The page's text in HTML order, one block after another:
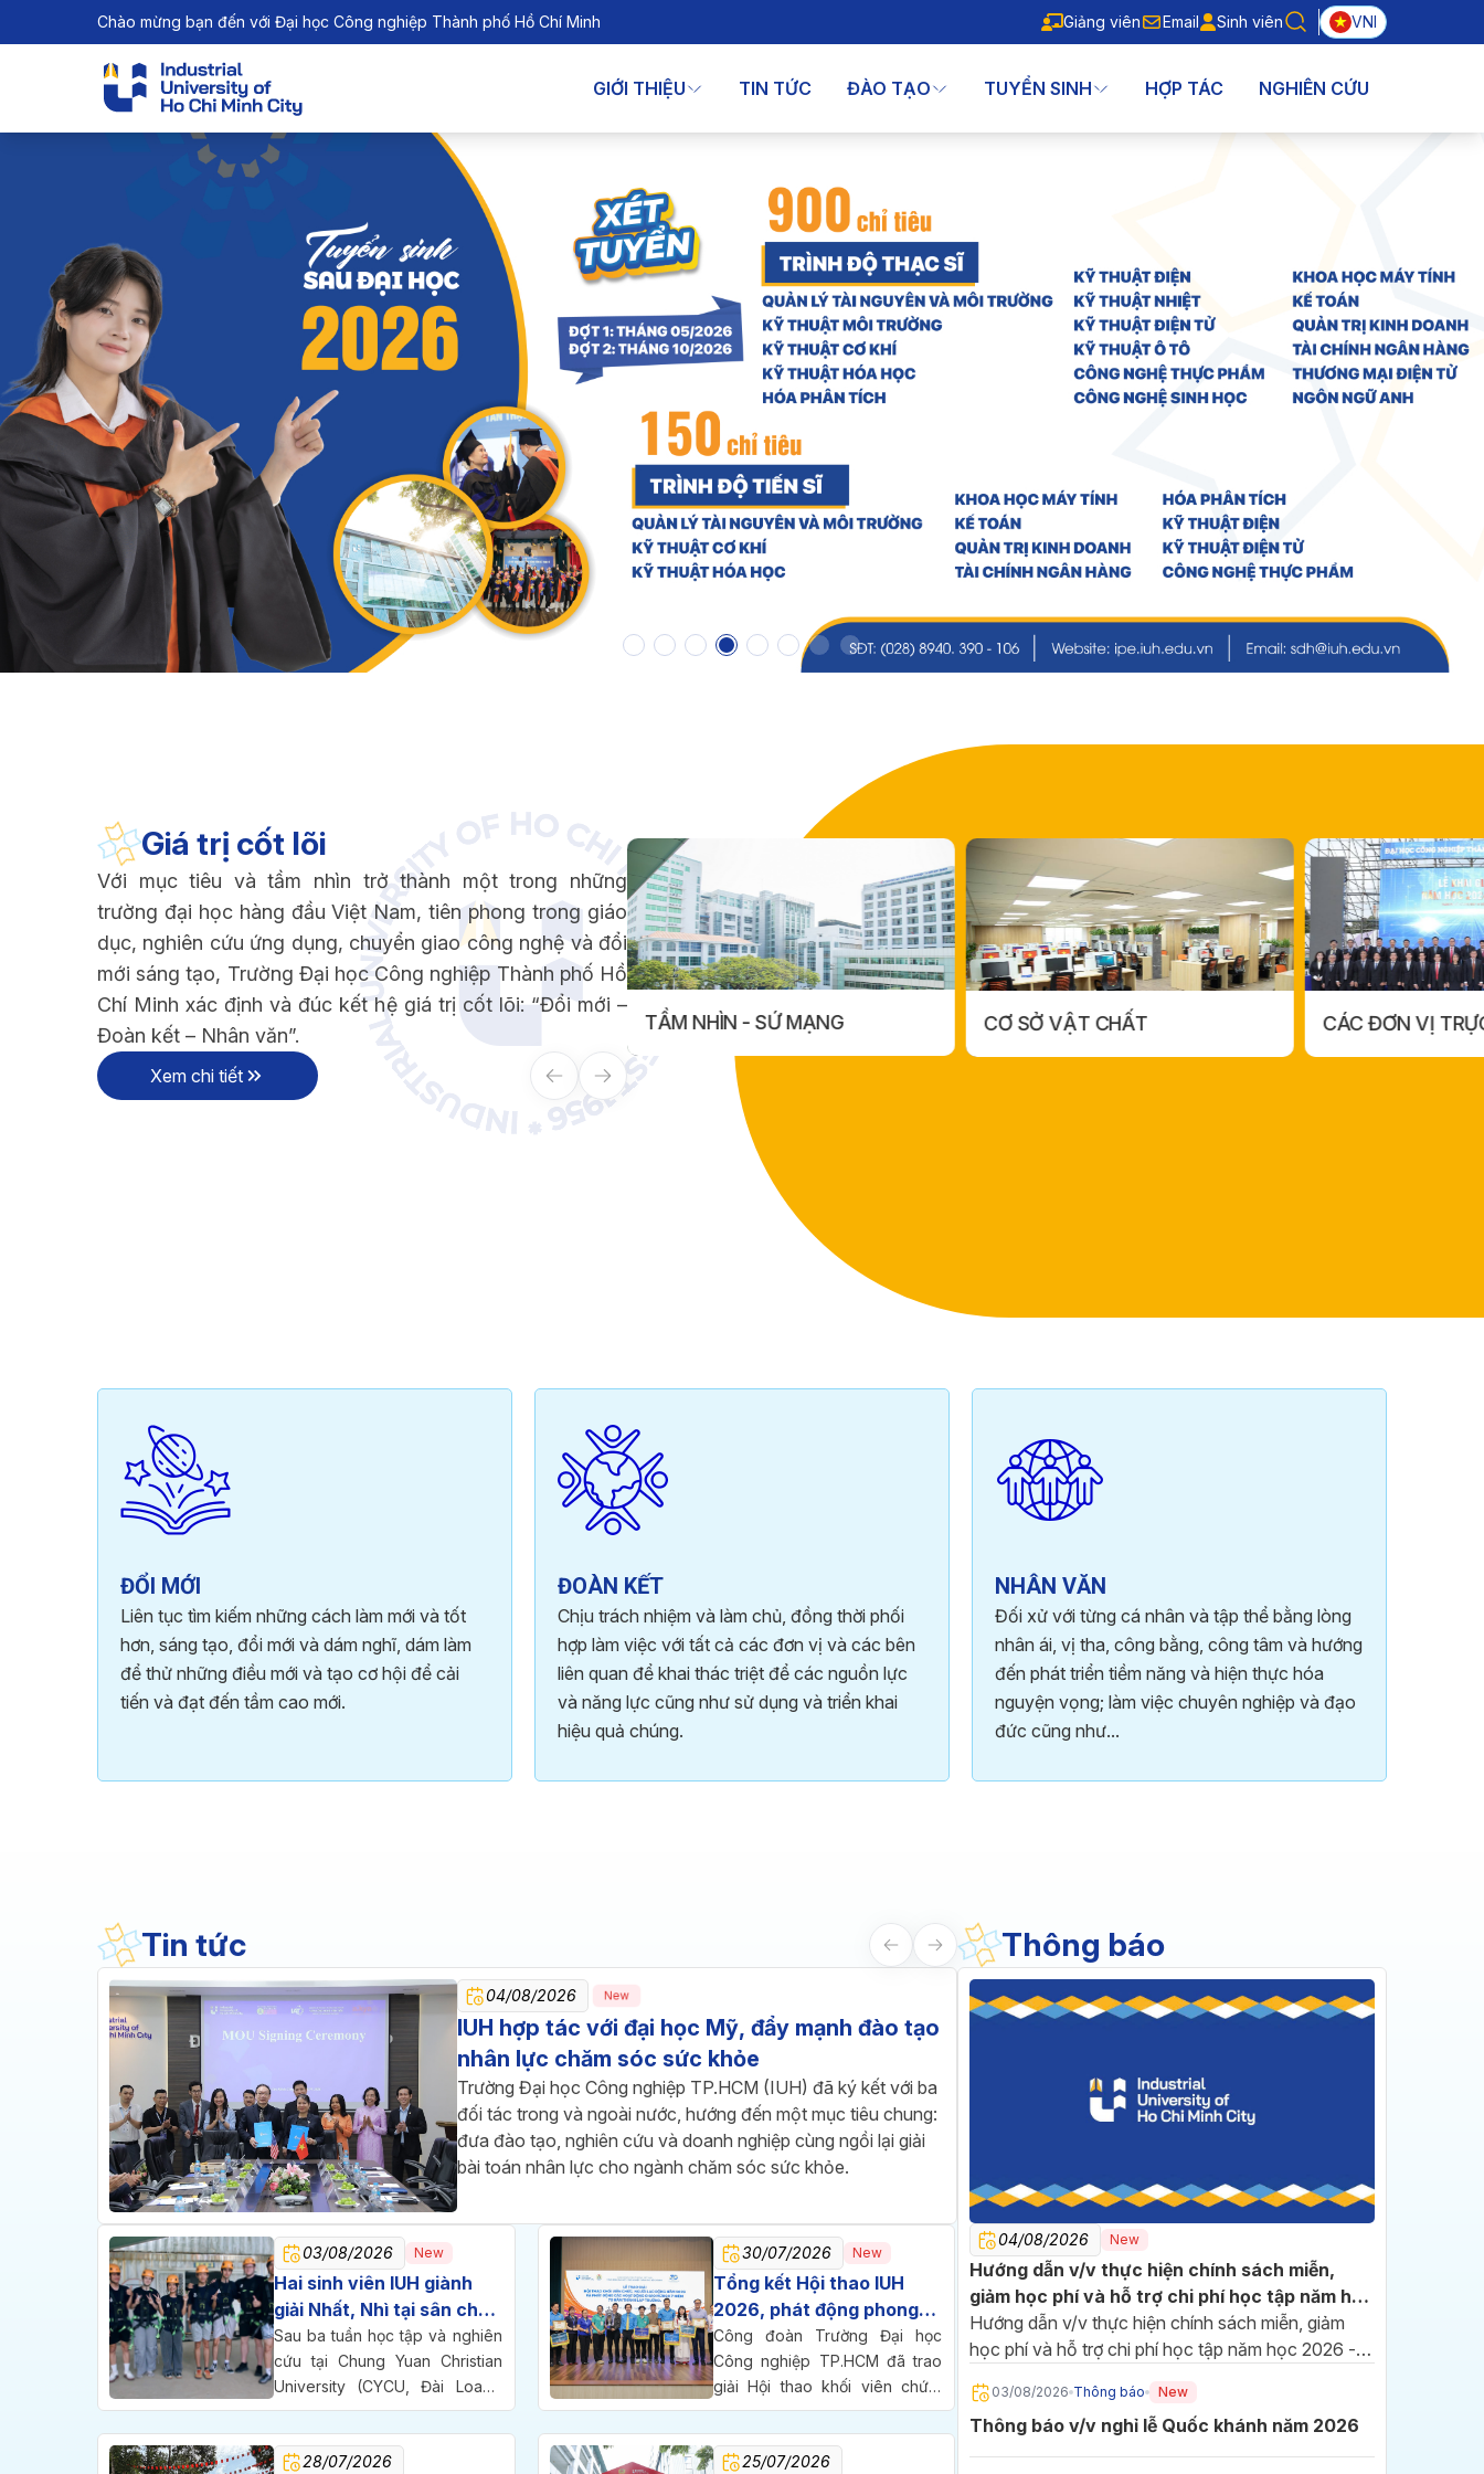
Chào mừng bạn đến với Đại học Công nghiệp Thành phố Hồ Chí Minh
Giảng viên
Giảng viên
Email
Email
Sinh viên
Sinh viên
VNI
GIỚI THIỆU TIN TỨC ĐÀO TẠO TUYỂN SINH HỢP TÁC NGHIÊN CỨU
Giá trị cốt lõi
Với mục tiêu và tầm nhìn trở thành một trong những
trường đại học hàng đầu Việt Nam, tiên phong trong giáo
dục, nghiên cứu ứng dụng, chuyển giao công nghệ và đổi
mới sáng tạo, Trường Đại học Công nghiệp Thành phố Hồ
Chí Minh xác định và đúc kết hệ giá trị cốt lõi: “Đổi mới –
Đoàn kết – Nhân văn”.
Xem chi tiết
ĐIỆP HIỆU TRƯỞNG
TẦM NHÌN - SỨ MẠNG CƠ SỞ VẬT CHẤT CÁC ĐƠN VỊ TRỰC THUỘC VỀ CHÚNG TÔI
ĐỔI MỚI
Liên tục tìm kiếm những cách làm mới và tốt
hơn, sáng tạo, đổi mới và dám nghĩ, dám làm
để thử những điều mới và tạo cơ hội để cải
tiến và đạt đến tầm cao mới.
ĐOÀN KẾT
Chịu trách nhiệm và làm chủ, đồng thời phối
hợp làm việc với tất cả các đơn vị và các bên
liên quan để khai thác triệt để các nguồn lực
và năng lực cũng như sử dụng và triển khai
hiệu quả chúng.
NHÂN VĂN
Đối xử với từng cá nhân và tập thể bằng lòng
nhân ái, vị tha, công bằng, công tâm và hướng
đến phát triển tiềm năng và hiện thực hóa
nguyện vọng; làm việc chuyên nghiệp và đạo
đức cũng như...
Tin tức
04/08/2026 New
IUH hợp tác với đại học Mỹ, đẩy mạnh đào tạo
nhân lực chăm sóc sức khỏe
Trường Đại học Công nghiệp TP.HCM (IUH) đã ký kết với ba
đối tác trong và ngoài nước, hướng đến một mục tiêu chung:
đưa đào tạo, nghiên cứu và doanh nghiệp cùng ngồi lại giải
bài toán nhân lực cho ngành chăm sóc sức khỏe.
03/08/2026 New
Hai sinh viên IUH giành
giải Nhất, Nhì tại sân chơi
nghiên cứu quốc tế ở Đài
Loan
Sau ba tuần học tập và nghiên
cứu tại Chung Yuan Christian
University (CYCU, Đài Loan),
hai sinh viên Trường Đại học
Công nghiệp TP.HCM (IUH) đã
cùng bước lên bục vinh danh
30/07/2026 New
Tổng kết Hội thao IUH
2026, phát động phong
trào thi đua chào mừng
70 năm thành lập trường
Công đoàn Trường Đại học
Công nghiệp TP.HCM đã trao
giải Hội thao khối viên chức,
người lao động năm 2026,
đồng thời phát động phong
trào thi đua chào mừng 70 năm
28/07/2026 25/07/2026
Đảng bộ IUH sơ kết 6
tháng đầu năm, phát động
thi đua hoàn thành nhiệm
vụ năm 2026
Hướng đến cột mốc 70 năm
xây dựng và phát triển, Đảng
bộ Trường Đại học Công
nghiệp TP.HCM (IUH) tiếp tục
đổi mới phương thức lãnh đạo,
phát huy tinh thần đoàn kết để
10/07/2026
Thông báo
04/08/2026 New
Hướng dẫn v/v thực hiện chính sách miễn,
giảm học phí và hỗ trợ chi phí học tập năm học
2026 - 2027
Hướng dẫn v/v thực hiện chính sách miễn, giảm
học phí và hỗ trợ chi phí học tập năm học 2026 -
03/08/2026 Thông báo New
Thông báo v/v nghỉ lễ Quốc khánh năm 2026